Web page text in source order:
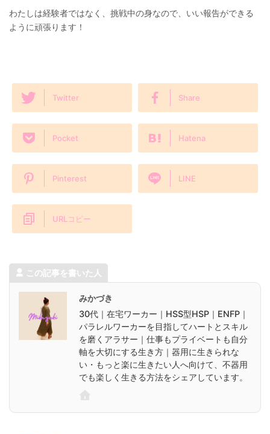
わたしは経験者ではなく、挑戦中の身なので、いい報告ができる
ように頑張ります！
Twitter Share
Pocket Hatena
Pinterest LINE
URLコピー
この記事を書いた人
みかづき
30代｜在宅ワーカー｜HSS型HSP｜ENFP｜
パラレルワーカーを目指してハートとスキル
を磨くアラサー｜仕事もプライベートも自分
軸を大切にする生き方｜器用に生きられな
い・もっと楽に生きたい人へ向けて、不器用
でも楽しく生きる方法をシェアしています。